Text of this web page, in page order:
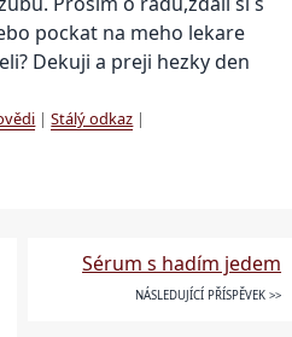
pockat na meho lekare
Dekuji a preji hezky den
|Stálý odkaz |
Sérum s hadím jedem
NÁSLEDUJÍCÍ PŘÍSPĚVEK >>